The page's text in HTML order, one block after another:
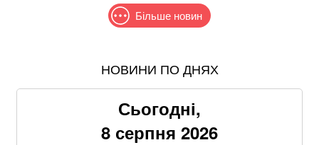
Більше новин
Понад 9,2 млрд грн: що відомо про нову гучну
Хвиля похолодання накриє Україну: Діденко назвала
дату завершення аномальної спеки
НОВИНИ ПО ДНЯХ
Сьогодні,
8 серпня 2026